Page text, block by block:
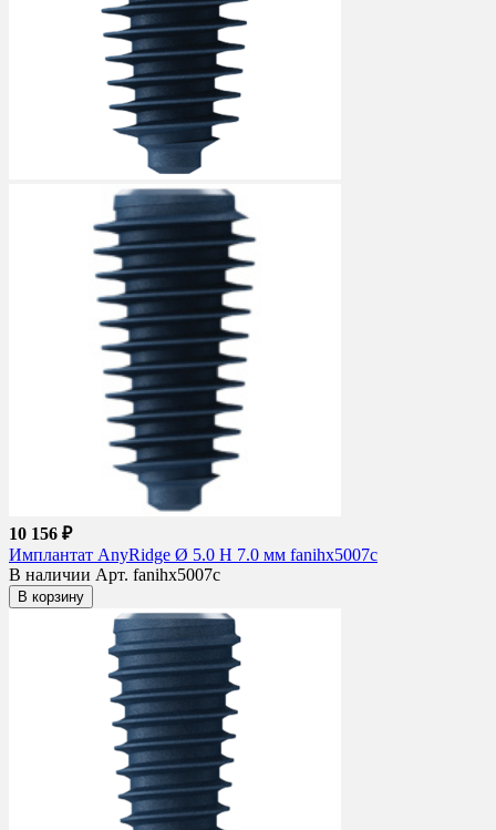
10 156 ₽
Имплантат AnyRidge Ø 5.0 H 7.0 мм fanihx5007c
В наличии Арт. fanihx5007c
В корзину